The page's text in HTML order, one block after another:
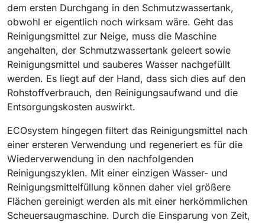
530 mm 2280 m²/h
610 mm 2625 m²/h
E71
710 mm 3195 m²/h
E81
810 mm 3645 m²/h
Rider 1201
1200 mm 10200 m²/h
Rider Lift
1200 mm 7865 m²/h
1400 mm 12600 m²/h
Magnum
1570 mm 18840 m²/h
dem ersten Durchgang in den Schmutzwassertank,
obwohl er eigentlich noch wirksam wäre. Geht das
Reinigungsmittel zur Neige, muss die Maschine
angehalten, der Schmutzwassertank geleert sowie
Reinigungsmittel und sauberes Wasser nachgefüllt
werden. Es liegt auf der Hand, dass sich dies auf den
Rohstoffverbrauch, den Reinigungsaufwand und die
Entsorgungskosten auswirkt.
ECOsystem hingegen filtert das Reinigungsmittel nach
einer ersteren Verwendung und regeneriert es für die
Wiederverwendung in den nachfolgenden
Reinigungszyklen. Mit einer einzigen Wasser- und
Reinigungsmittelfüllung können daher viel größere
Flächen gereinigt werden als mit einer herkömmlichen
Scheuersaugmaschine. Durch die Einsparung von Zeit,